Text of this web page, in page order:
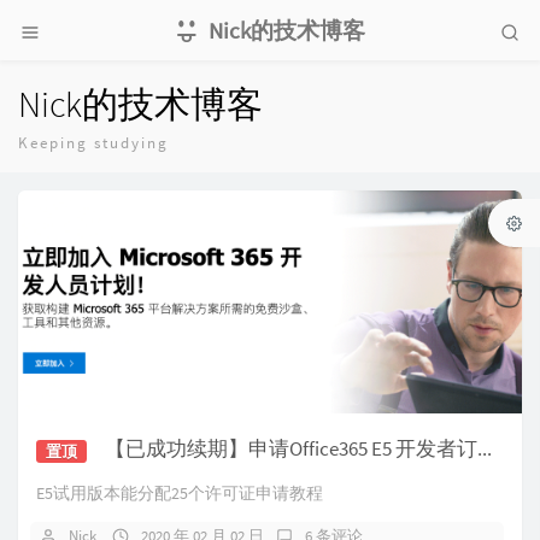
Nick的技术博客
Nick的技术博客
Keeping studying
置顶 【已成功续期】申请Office365 E5 开发者订阅并无限续期
E5试用版本能分配25个许可证申请教程